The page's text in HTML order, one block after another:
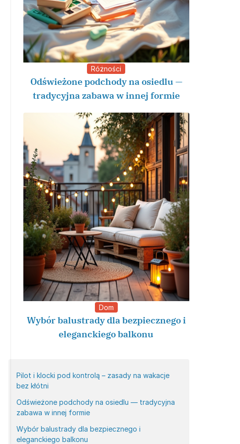
Różności
Odświeżone podchody na osiedlu —
tradycyjna zabawa w innej formie
Dom
Wybór balustrady dla bezpiecznego i
eleganckiego balkonu
Pilot i klocki pod kontrolą – zasady na wakacje
bez kłótni
Odświeżone podchody na osiedlu — tradycyjna
zabawa w innej formie
Wybór balustrady dla bezpiecznego i
eleganckiego balkonu